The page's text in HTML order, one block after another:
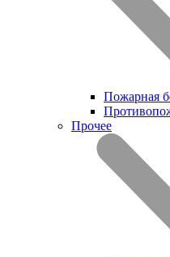
Пожарная
Прочее